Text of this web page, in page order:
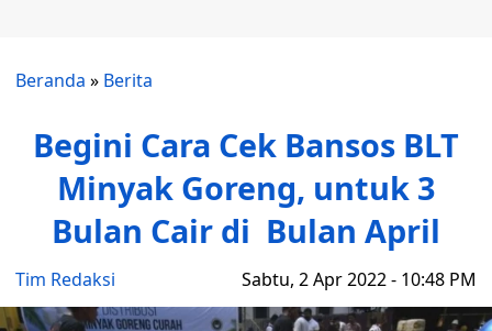
Beranda » Berita
Begini Cara Cek Bansos BLT
Minyak Goreng, untuk 3
Bulan Cair di Bulan April
Tim Redaksi Sabtu, 2 Apr 2022 - 10:48 PM